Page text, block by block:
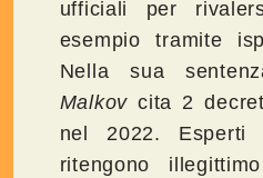
ufficiali per
esempio tramite
Nella sua
Malkovcita 2
nel 2022. Esperti
ritengono